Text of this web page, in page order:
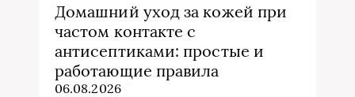
Домашний уход за кожей при
частом контакте с
антисептиками: простые и
работающие правила
06.08.2026